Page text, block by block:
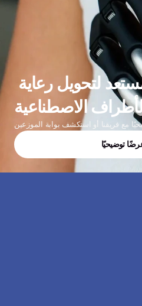
الاصطناعية
مع فريقنا أو استكشف بوابة الموزعين
توضيحيًا